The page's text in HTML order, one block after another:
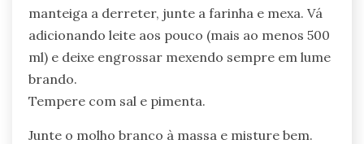
manteiga a derreter, junte a farinha e mexa. Vá
adicionando leite aos pouco (mais ao menos 500
ml) e deixe engrossar mexendo sempre em lume
brando.
Tempere com sal e pimenta.
Junte o molho branco à massa e misture bem.